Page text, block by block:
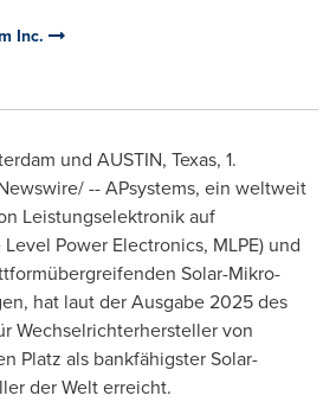
Inc.
und AUSTIN, Texas, 1.
-- APsystems, ein weltweit
Leistungselektronik auf
Power Electronics, MLPE) und
Solar-Mikro-
hat laut der Ausgabe 2025 des
Wechselrichterhersteller von
Platz als bankfähigster Solar-
der Welt erreicht.